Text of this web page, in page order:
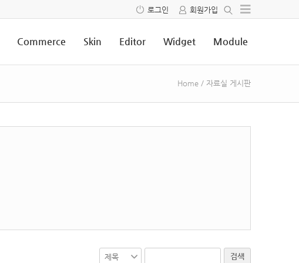
로그인 회원가입
Commerce Skin Editor Widget Module
Home / 자료실 게시판
검색